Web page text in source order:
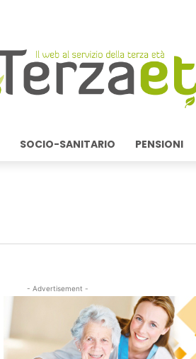
SOCIO-SANITARIO PENSIONI
- Advertisement -